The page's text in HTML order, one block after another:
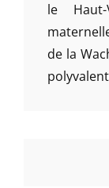
le
de la